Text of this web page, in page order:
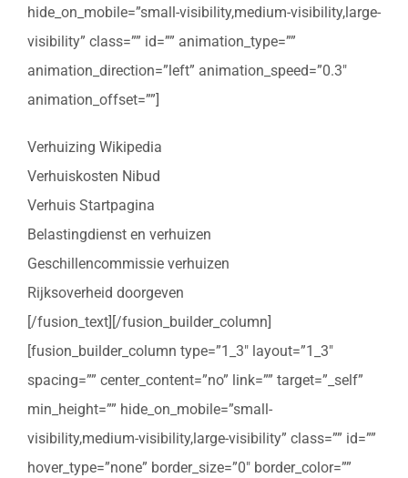
hide_on_mobile=”small-visibility,medium-visibility,large-
visibility” class=”” id=”” animation_type=””
animation_direction=”left” animation_speed=”0.3″
animation_offset=””]
Verhuizing Wikipedia
Verhuiskosten Nibud
Verhuis Startpagina
Belastingdienst en verhuizen
Geschillencommissie verhuizen
Rijksoverheid doorgeven
[/fusion_text][/fusion_builder_column]
[fusion_builder_column type=”1_3″ layout=”1_3″
spacing=”” center_content=”no” link=”” target=”_self”
min_height=”” hide_on_mobile=”small-
visibility,medium-visibility,large-visibility” class=”” id=””
hover_type=”none” border_size=”0″ border_color=””